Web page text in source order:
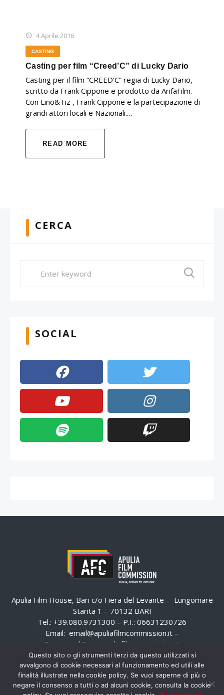
4 Aprile 2016
CASTING
Casting per film “Creed’C” di Lucky Dario
Casting per il film “CREED’C” regia di Lucky Dario,
scritto da Frank Cippone e prodotto da ArifaFilm.
Con Lino&Tiz , Frank Cippone e la partecipazione di
grandi attori locali e Nazionali.…
READ MORE
CERCA
SOCIAL
Apulia Film House, Bari c/o Fiera del Levante – Lungomare
Starita 1 – 70132 BARI
Tel.: +39.080.9731300 – P.I.: 06631230726
Email: email@apuliafilmcommission.it –
Pec:
email@pec.apuliafilmcommission.it
Questo sito o gli strumenti terzi da questo utilizzati si
avvalgono di cookie necessari al funzionamento ed utili alle
finalità illustrate nella cookie policy. Se vuoi saperne di più o
negare il consenso a tutti o ad alcuni cookie, consulta la cookie